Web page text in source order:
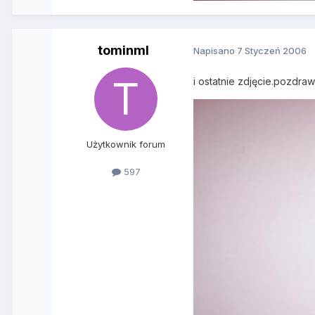
tominml
Użytkownik forum
597
Napisano 7 Styczeń 2006
i ostatnie